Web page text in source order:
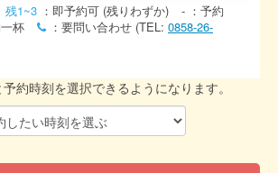
残1~3 ：即予約可 (残りわずか) - ：予約
杯 ：要問い合わせ (TEL: 0858-26-
約時刻を選択できるようになります。